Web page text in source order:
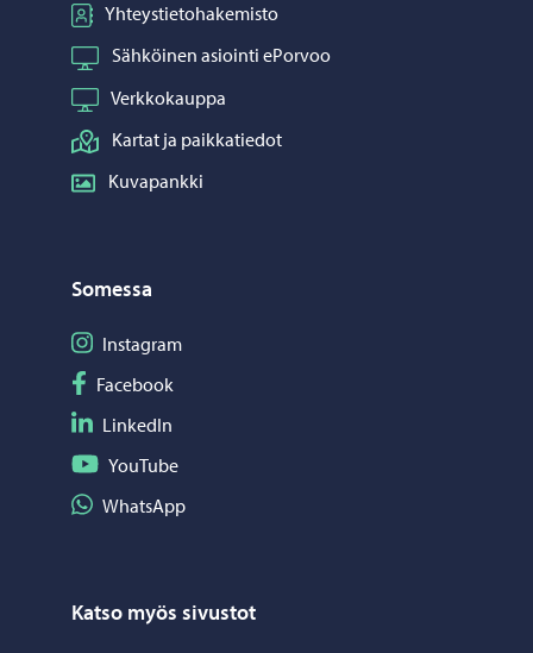
Yhteystietohakemisto
Sähköinen asiointi ePorvoo
Verkkokauppa
Kartat ja paikkatiedot
Kuvapankki
Somessa
Seuraa Instagram
Instagram
Seuraa Facebook
Facebook
Seuraa LinkedIn
LinkedIn
Seuraa YouTube
YouTube
Jaa WhatsApp
WhatsApp
Katso myös sivustot